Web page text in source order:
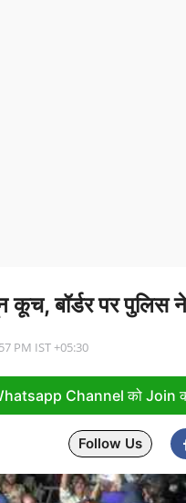
कूच, बॉर्डर पर पुलिस
PM IST +05:30
Channel को Join
Follow Us